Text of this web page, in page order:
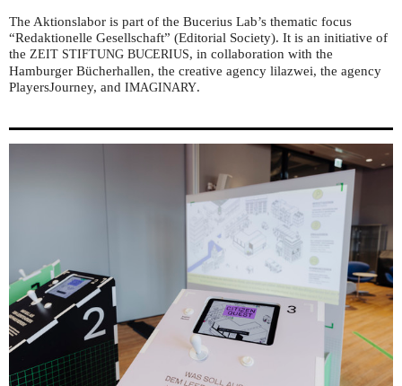
The Aktionslabor is part of the Bucerius Lab’s thematic focus
“Redaktionelle Gesellschaft” (Editorial Society). It is an initiative of
the ZEIT STIFTUNG BUCERIUS, in collaboration with the
Hamburger Bücherhallen, the creative agency lilazwei, the agency
PlayersJourney, and IMAGINARY.